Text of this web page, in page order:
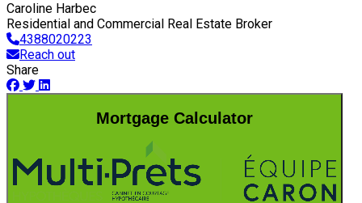
Caroline Harbec
Residential and Commercial Real Estate Broker
4388020223
Reach out
Share
Mortgage Calculator